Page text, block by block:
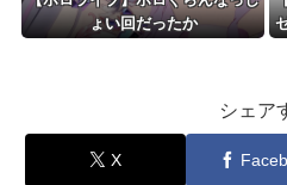
ょい回だったか
シェア
X